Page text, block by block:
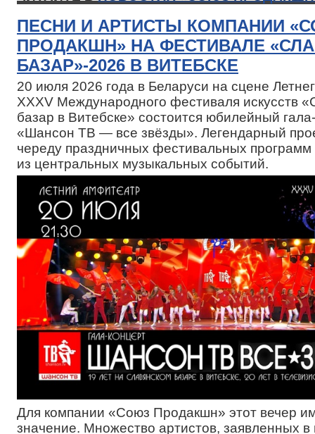
ПЕСНИ И АРТИСТЫ КОМПАНИИ
ПРОДАКШН» НА ФЕСТИВАЛЕ
БАЗАР»-2026 В ВИТЕБСКЕ
20 июля 2026 года в Беларуси на сцене
XXXV Международного фестиваля искусств
базар в Витебске» состоится юбилейный
«Шансон ТВ — все звёзды». Легендарный
череду праздничных фестивальных программ
из центральных музыкальных событий.
Для компании «Союз Продакшн» этот вечер
значение. Множество артистов, заявленных в